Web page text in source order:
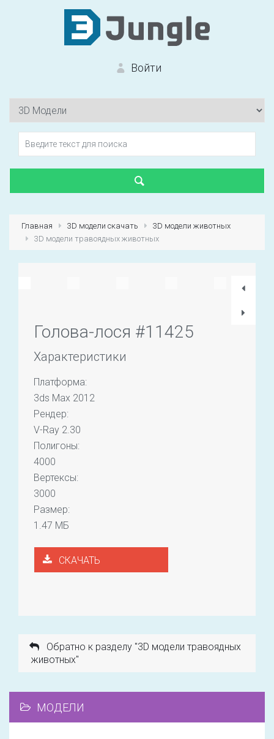
Войти
Первый раз?
Главная 3D модели скачать
3D модели животных
3D модели травоядных животных
Голова-лося #11425
Характеристики
Платформа:
3ds Max 2012
Рендер:
V-Ray 2.30
Полигоны:
4000
Вертексы:
3000
Размер:
1.47 МБ
СКАЧАТЬ
Обратно к разделу "3D модели травоядных
животных"
МОДЕЛИ